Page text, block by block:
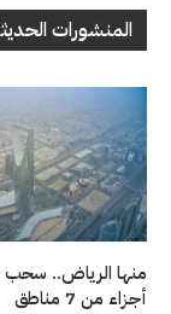
المنشورات
منها الرياض.. سحب
أجزاء من 7 مناطق